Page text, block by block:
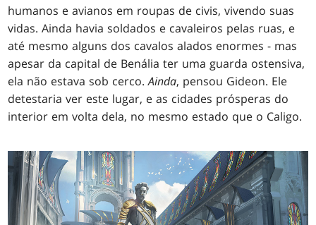
humanos e avianos em roupas de civis, vivendo suas
vidas. Ainda havia soldados e cavaleiros pelas ruas, e
até mesmo alguns dos cavalos alados enormes - mas
apesar da capital de Benália ter uma guarda ostensiva,
ela não estava sob cerco.Ainda, pensou Gideon. Ele
detestaria ver este lugar, e as cidades prósperas do
interior em volta dela, no mesmo estado que o Caligo.